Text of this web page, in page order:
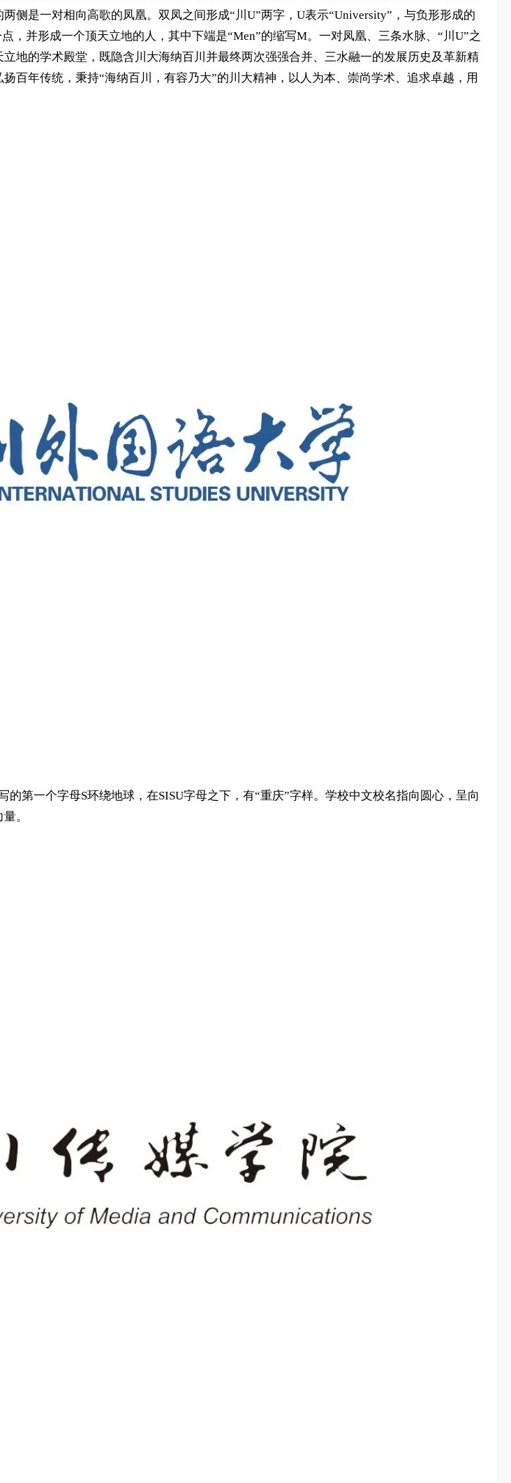
侧是一对相向高歌的凤凰。双凤之间形成“川U”两字，U表示“University”，与负形形成的
，并形成一个顶天立地的人，其中下端是“Men”的缩写M。一对凤凰、三条水脉、“川U”之
地的学术殿堂，既隐含川大海纳百川并最终两次强强合并、三水融一的发展历史及革新精
百年传统，秉持“海纳百川，有容乃大”的川大精神，以人为本、崇尚学术、追求卓越，用
第一个字母S环绕地球，在SISU字母之下，有“重庆”字样。学校中文校名指向圆心，呈向
。